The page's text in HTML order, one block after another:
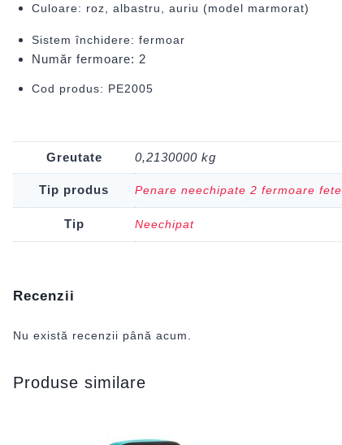
Culoare: roz, albastru, auriu (model marmorat)
Sistem închidere: fermoar
Număr fermoare: 2
Cod produs: PE2005
Greutate 0,2130000 kg
Tip produs Penare neechipate 2 fermoare fete
Tip Neechipat
Recenzii
Nu există recenzii până acum.
Produse similare